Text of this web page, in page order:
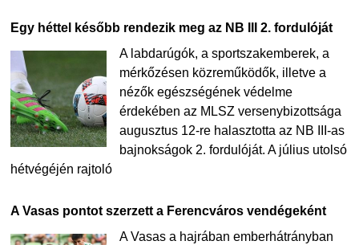
Egy héttel később rendezik meg az NB III 2. fordulóját
A labdarúgók, a sportszakemberek, a
mérkőzésen közreműködők, illetve a
nézők egészségének védelme
érdekében az MLSZ versenybizottsága
augusztus 12-re halasztotta az NB III-as
bajnokságok 2. fordulóját. A július utolsó
hétvégéjén rajtoló
A Vasas pontot szerzett a Ferencváros vendégeként
A Vasas a hajrában emberhátrányban